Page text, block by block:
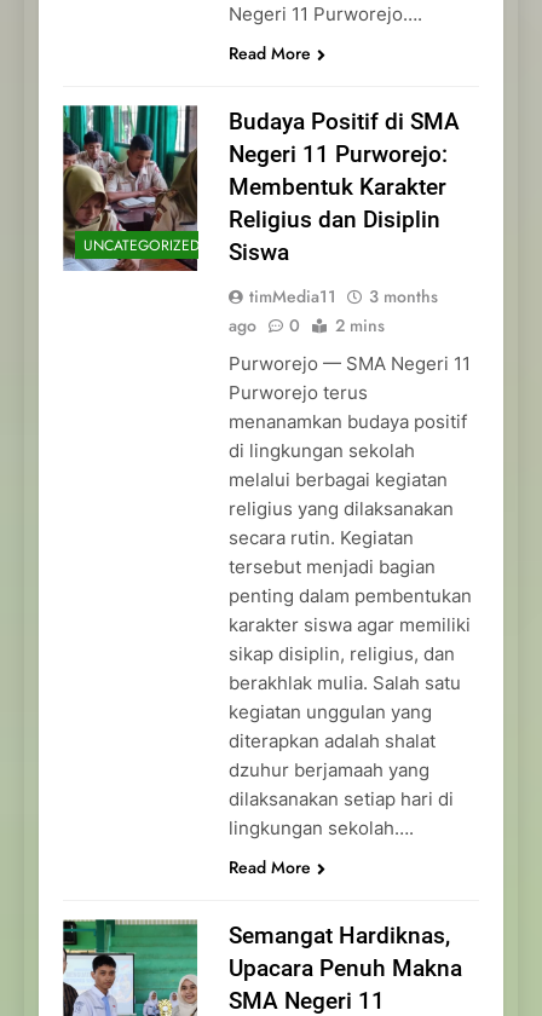
Negeri 11 Purworejo….
Read More
UNCATEGORIZED
Budaya Positif di SMA
Negeri 11 Purworejo:
Membentuk Karakter
Religius dan Disiplin
Siswa
timMedia11
3 months
ago
0 2 mins
Purworejo — SMA Negeri 11
Purworejo terus
menanamkan budaya positif
di lingkungan sekolah
melalui berbagai kegiatan
religius yang dilaksanakan
secara rutin. Kegiatan
tersebut menjadi bagian
penting dalam pembentukan
karakter siswa agar memiliki
sikap disiplin, religius, dan
berakhlak mulia. Salah satu
kegiatan unggulan yang
diterapkan adalah shalat
dzuhur berjamaah yang
dilaksanakan setiap hari di
lingkungan sekolah….
Read More
Semangat Hardiknas,
Upacara Penuh Makna
SMA Negeri 11